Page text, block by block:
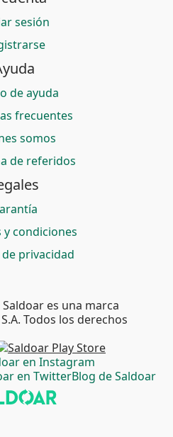
sesión
de ayuda
frecuentes
somos
de referidos
y condiciones
privacidad
en Instagram
en TwitterBlog de Saldoar
es una marca
Todos los derechos